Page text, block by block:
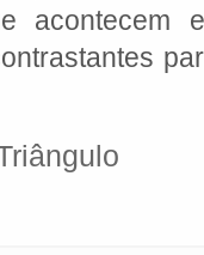
acontecem